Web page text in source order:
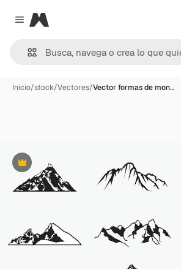
Close menu
Magnific
Inicio/stock/Vectores/Vector formas de mon…
Premium